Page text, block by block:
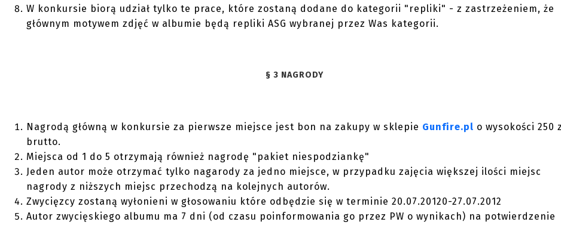
W konkursie biorą udział tylko te prace, które zostaną dodane do kategorii "repliki" - z zastrzeżeniem, że
głównym motywem zdjęć w albumie będą repliki ASG wybranej przez Was kategorii.
§ 3 NAGRODY
Nagrodą główną w konkursie za pierwsze miejsce jest bon na zakupy w sklepie Gunfire.pl o wysokości 250
brutto.
Miejsca od 1 do 5 otrzymają również nagrodę "pakiet niespodziankę"
Jeden autor może otrzymać tylko nagarody za jedno miejsce, w przypadku zajęcia większej ilości miejsc
nagrody z niższych miejsc przechodzą na kolejnych autorów.
Zwycięzcy zostaną wyłonieni w głosowaniu które odbędzie się w terminie 20.07.20120-27.07.2012
Autor zwycięskiego albumu ma 7 dni (od czasu poinformowania go przez PW o wynikach) na potwierdzenie